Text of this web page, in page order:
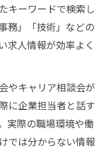
キーワードで検索し
務」「技術」などの
求人情報が効率よく
やキャリア相談会が
に企業担当者と話す
実際の職場環境や働
では分からない情報